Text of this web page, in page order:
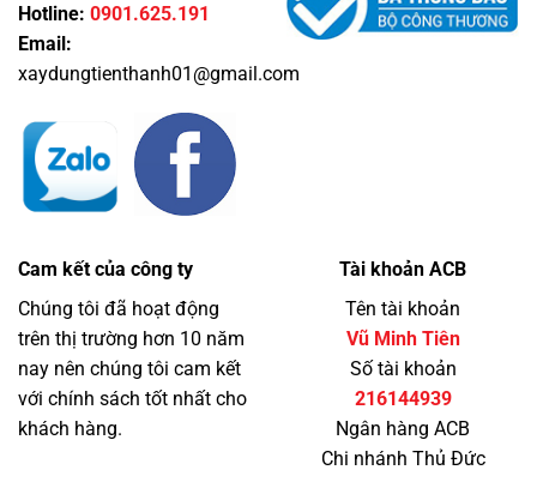
Hotline: 0901.625.191
Email:
xaydungtienthanh01@gmail.com
Cam kết của công ty
Chúng tôi đã hoạt động
trên thị trường hơn 10 năm
nay nên chúng tôi cam kết
với chính sách tốt nhất cho
khách hàng.
Tài khoản ACB
Tên tài khoản
Vũ Minh Tiên
Số tài khoản
216144939
Ngân hàng ACB
Chi nhánh Thủ Đức